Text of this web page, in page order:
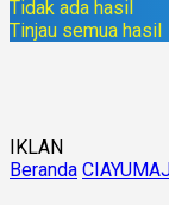
Tidak ada hasil
Tinjau semua hasil
IKLAN
Beranda